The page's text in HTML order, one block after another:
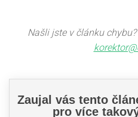
Našli jste v článku